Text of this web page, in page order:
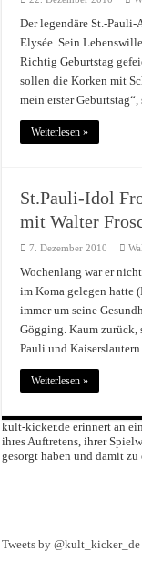
Der legendäre St.-
Elysée. Sein
Richtig Geburtstag
sollen die Korken mit
mein erster
Weiterlesen »
St.Pauli-Idol
mit Walter
7. Dezember 2010
Wochenlang war er
im Koma gelegen hatte
immer um seine
Gögging. Kaum zurück,
Pauli und
Weiterlesen »
kult-kicker.de erinnert an
ihres Auftretens, ihrer
gesorgt haben und damit
Tweets by @kult_kicker_de